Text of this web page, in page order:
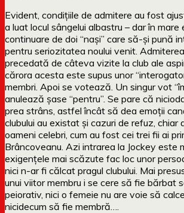
Evident, condițiile de admitere au fost
a luat locul sângelui albastru – dar în mare
continuare de doi “nași” care să-și pună
pentru seriozitatea noului venit.
precedată de câteva vizite la club ale
cărora acesta este supus unor
membri. Apoi se votează. Un singur vot
anulează șase “pentru”. Se pare că
prea strâns, astfel încât să dea emoții
clubului au existat și cazuri de refuz, chiar
oameni celebri, cum au fost cei trei fii ai
Brâncoveanu. Azi intrarea la Jockey este
exigențele mai scăzute fac loc unor
nici n-ar fi călcat pragul clubului. Mai
unui viitor membru i se cere să fie bărbat
peiorativ, nici o femeie nu are voie să calce
nicidecum să fie membră….